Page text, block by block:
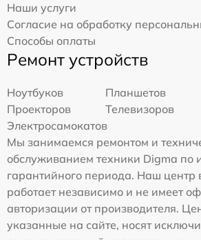
Наши услуги
Согласие на обработку
Способы оплаты
Ремонт устройств
Ноутбуков
Планшетов
Проекторов
Телевизоров
Электросамокатов
Мы занимаемся ремонтом и
обслуживанием техники Digma по
гарантийного периода. Наш центр
работает независимо и не имеет
авторизации от производителя.
указанные на сайте, носят